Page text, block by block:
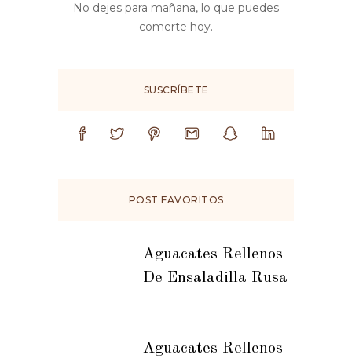
No dejes para mañana, lo que puedes
comerte hoy.
SUSCRÍBETE
POST FAVORITOS
Aguacates Rellenos
De Ensaladilla Rusa
Aguacates Rellenos